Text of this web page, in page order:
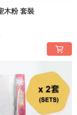
木粉 套裝